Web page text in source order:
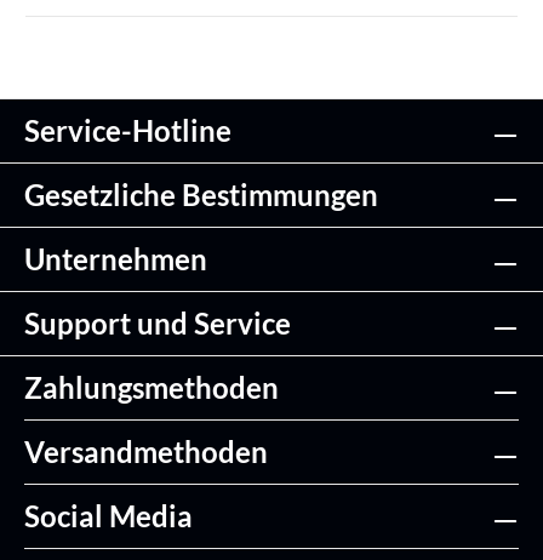
Service-Hotline
Gesetzliche Bestimmungen
Unternehmen
Support und Service
Zahlungsmethoden
Versandmethoden
Social Media